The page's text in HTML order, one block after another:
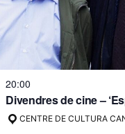
20:00
Divendres de cine –
CENTRE DE CULTURA